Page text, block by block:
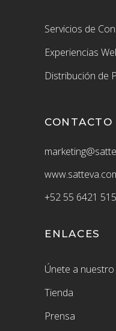
Servicios de
Experiencias
Distribución de
CONTACTO
+52 55 6421
ENLACES
Únete a nuestro
Tienda
Prensa